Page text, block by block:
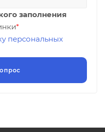
заполнения
*
персональных